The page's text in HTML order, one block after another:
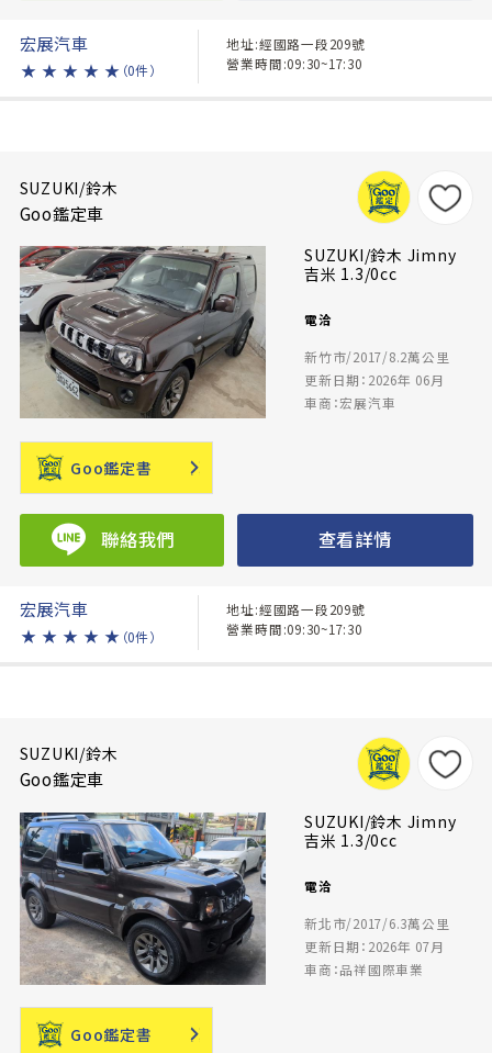
宏展汽車
★ ★ ★ ★ ★ （0件）
地址:經國路一段209號
營業時間:09:30~17:30
SUZUKI/鈴木
Goo鑑定車
SUZUKI/鈴木 Jimny
吉米 1.3/0cc
電洽
新竹市/2017/8.2萬公里
更新日期：2026年 06月
車商：宏展汽車
Goo鑑定書
聯絡我們 查看詳情
宏展汽車
★ ★ ★ ★ ★ （0件）
地址:經國路一段209號
營業時間:09:30~17:30
SUZUKI/鈴木
Goo鑑定車
SUZUKI/鈴木 Jimny
吉米 1.3/0cc
電洽
新北市/2017/6.3萬公里
更新日期：2026年 07月
車商：品祥國際車業
Goo鑑定書